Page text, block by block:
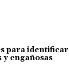
para identificar
y engañosas